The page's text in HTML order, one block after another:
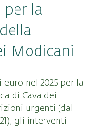
per la
Modicani
euro nel 2025 per la
di Cava dei
urgenti (dal
, gli interventi